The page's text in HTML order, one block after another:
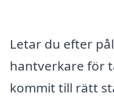
Letar du efter
hantverkare för
kommit till rätt